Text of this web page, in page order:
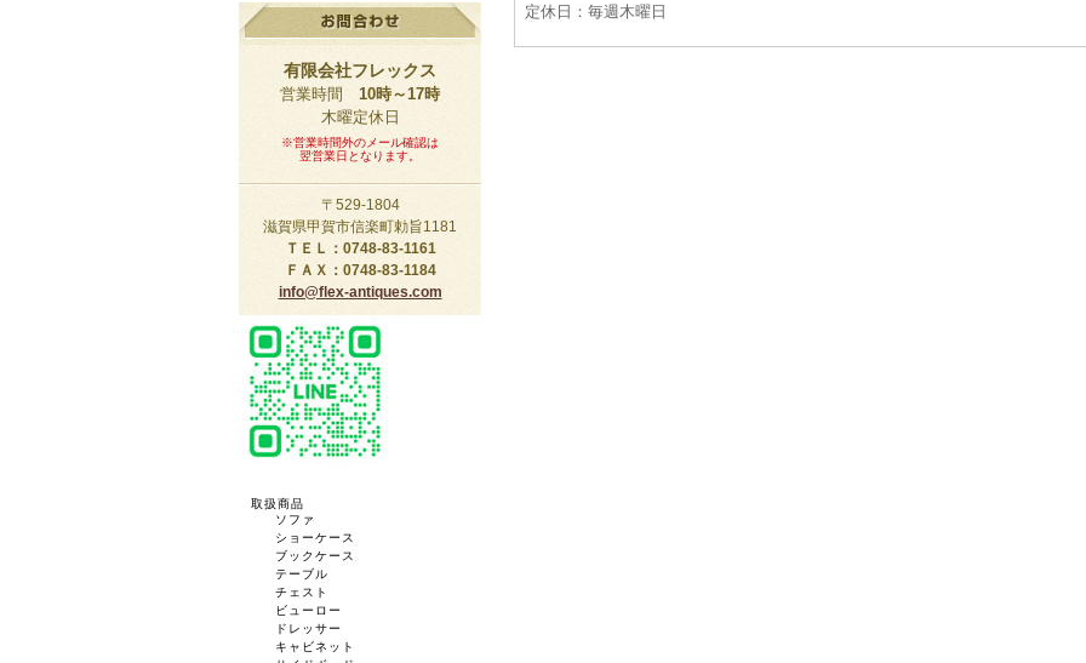
有限会社フレックス
営業時間 10時～17時
木曜定休日
※営業時間外のメール確認は
翌営業日となります。
〒529-1804
滋賀県甲賀市信楽町勅旨1181
ＴＥＬ：0748-83-1161
ＦＡＸ：0748-83-1184
info@flex-antiques.com
取扱商品
ソファ
ショーケース
ブックケース
テーブル
チェスト
ビューロー
ドレッサー
キャビネット
定休日：毎週木曜日